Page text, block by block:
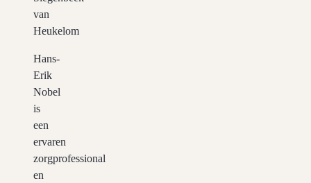
van
Heukelom
Hans-
Erik
Nobel
is
een
ervaren
zorgprofessional
en